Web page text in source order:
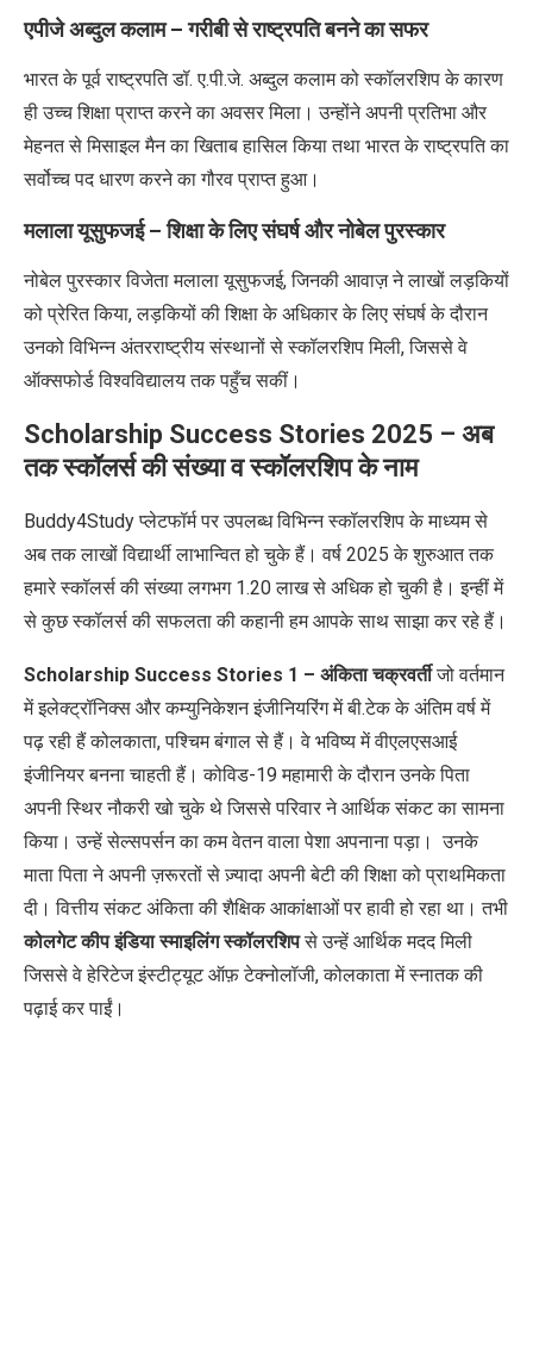
एपीजे अब्दुल कलाम – गरीबी से राष्ट्रपति बनने का सफर
भारत के पूर्व राष्ट्रपति डॉ. ए.पी.जे. अब्दुल कलाम को स्कॉलरशिप के कारण
ही उच्च शिक्षा प्राप्त करने का अवसर मिला। उन्होंने अपनी प्रतिभा और
मेहनत से मिसाइल मैन का खिताब हासिल किया तथा भारत के राष्ट्रपति का
सर्वोच्च पद धारण करने का गौरव प्राप्त हुआ।
मलाला यूसुफजई – शिक्षा के लिए संघर्ष और नोबेल पुरस्कार
नोबेल पुरस्कार विजेता मलाला यूसुफजई, जिनकी आवाज़ ने लाखों लड़कियों
को प्रेरित किया, लड़कियों की शिक्षा के अधिकार के लिए संघर्ष के दौरान
उनको विभिन्न अंतरराष्ट्रीय संस्थानों से स्कॉलरशिप मिली,जिससे वे
ऑक्सफोर्ड विश्वविद्यालय तक पहुँच सकीं।
Scholarship Success Stories 2025 – अब
तक स्कॉलर्स की संख्या व स्कॉलरशिप के नाम
Buddy4Studyप्लेटफॉर्म पर उपलब्ध विभिन्न स्कॉलरशिप के माध्यम से
अब तक लाखों विद्यार्थी लाभान्वित हो चुके हैं। वर्ष 2025के शुरुआत तक
हमारे स्कॉलर्स की संख्या लगभग 1.20 लाख से अधिक हो चुकी है। इन्हीं में
से कुछ स्कॉलर्स की सफलता की कहानी हम आपके साथ साझा कर रहे हैं।
Scholarship Success Stories 1 – अंकिता चक्रवर्तीजो वर्तमान
में इलेक्ट्रॉनिक्स और कम्युनिकेशन इंजीनियरिंग में बी.टेक के अंतिम वर्ष में
पढ़ रही हैं कोलकाता,पश्चिम बंगाल से हैं। वे भविष्य में वीएलएसआई
इंजीनियर बनना चाहती हैं। कोविड-19 महामारी के दौरान उनके पिता
अपनी स्थिर नौकरी खो चुके थे जिससे परिवार ने आर्थिक संकट का सामना
किया। उन्हें सेल्सपर्सन का कम वेतन वाला पेशा अपनाना पड़ा। उनके
माता पिता ने अपनी ज़रूरतों से ज़्यादा अपनी बेटी की शिक्षा को प्राथमिकता
दी। वित्तीय संकट अंकिता की शैक्षिक आकांक्षाओं पर हावी हो रहा था। तभी
कोलगेट कीप इंडिया स्माइलिंग स्कॉलरशिपसे उन्हें आर्थिक मदद मिली
जिससे वे हेरिटेज इंस्टीट्यूट ऑफ़ टेक्नोलॉजी,कोलकाता में स्नातक की
पढ़ाई कर पाईं।